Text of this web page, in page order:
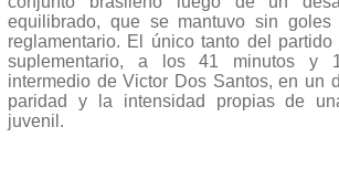
equilibrado, que se mantuvo sin goles
reglamentario. El único tanto del
suplementario, a los 41 minutos y
intermedio de Victor Dos Santos, en un
paridad y la intensidad propias de
juvenil.